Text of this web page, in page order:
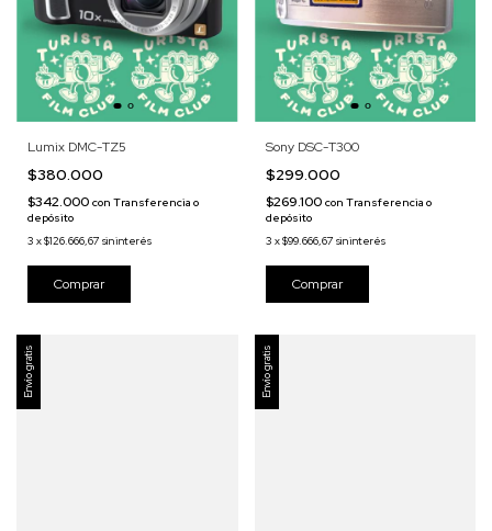
Lumix DMC-TZ5
$380.000
$342.000 con Transferencia o
depósito
3 x$126.666,67 sin interés
Sony DSC-T300
$299.000
$269.100 con Transferencia o
depósito
3 x$99.666,67 sin interés
Envío gratis Envío gratis